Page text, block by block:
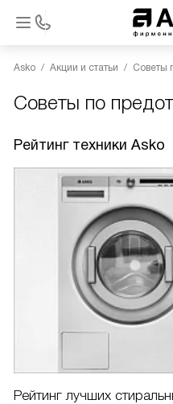
Asko Акции и статьи Советы
Советы по
Рейтинг техники Asko
Рейтинг лучших